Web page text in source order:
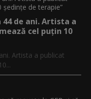
de ani. Artista a
cel puțin 10
Artista a publicat